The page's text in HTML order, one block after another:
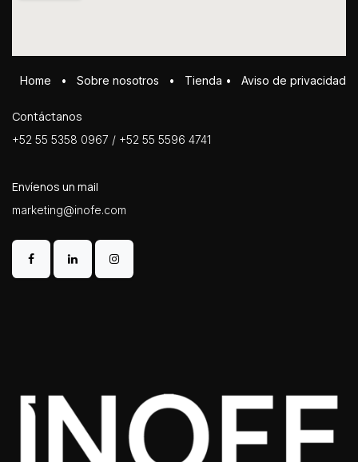
Home • Sobre ​n​osotros • Tienda • Aviso de privacidad
Contáctanos
+52 55 5358 0967 / +52 55 5596 4741
Envíenos un mail
marketing@inofe.com